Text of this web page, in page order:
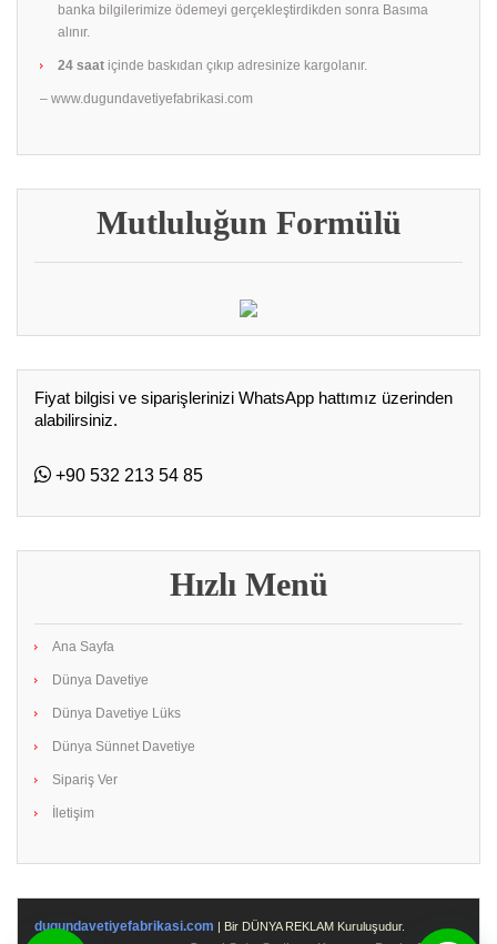
banka bilgilerimize ödemeyi gerçekleştirdikden sonra Basıma
alınır.
24 saat içinde baskıdan çıkıp adresinize kargolanır.
– www.dugundavetiyefabrikasi.com
Mutluluğun Formülü
Fiyat bilgisi ve siparişlerinizi WhatsApp hattımız üzerinden
alabilirsiniz.
+90 532 213 54 85
Hızlı Menü
Ana Sayfa
Dünya Davetiye
Dünya Davetiye Lüks
Dünya Sünnet Davetiye
Sipariş Ver
İletişim
dugundavetiyefabrikasi.com | Bir DÜNYA REKLAM Kuruluşudur.